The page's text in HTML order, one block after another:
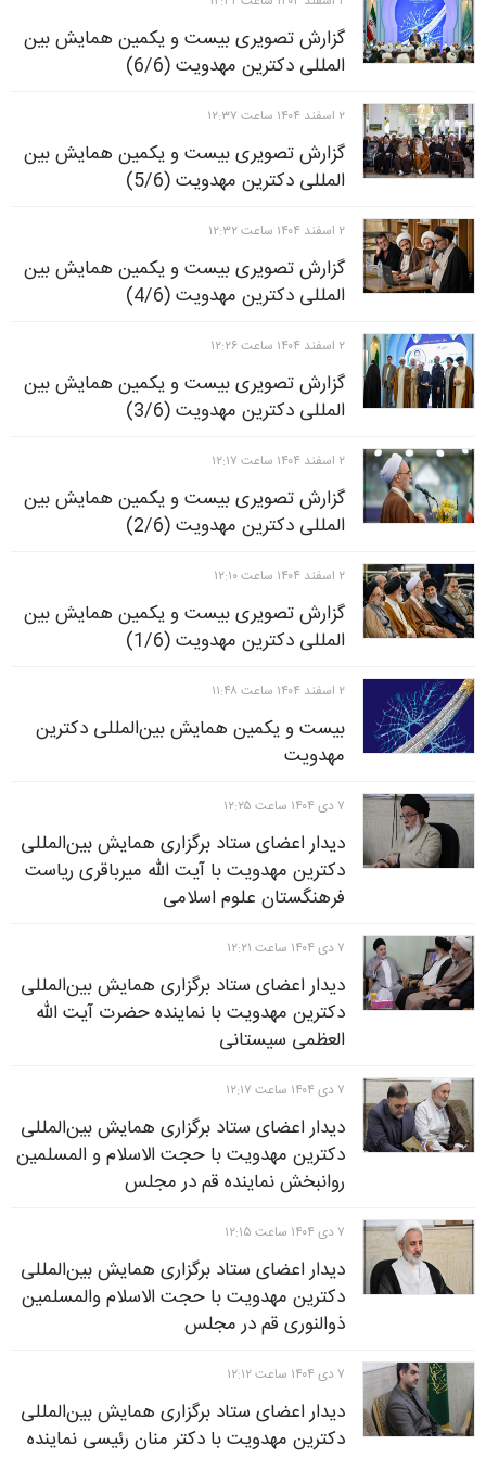
گزارش تصویری بیست و یکمین همایش بین
المللی دکترین مهدویت (6/6)
۲ اسفند ۱۴۰۴ ساعت ۱۲:۳۷
گزارش تصویری بیست و یکمین همایش بین
المللی دکترین مهدویت (5/6)
۲ اسفند ۱۴۰۴ ساعت ۱۲:۳۲
گزارش تصویری بیست و یکمین همایش بین
المللی دکترین مهدویت (4/6)
۲ اسفند ۱۴۰۴ ساعت ۱۲:۲۶
گزارش تصویری بیست و یکمین همایش بین
المللی دکترین مهدویت (3/6)
۲ اسفند ۱۴۰۴ ساعت ۱۲:۱۷
گزارش تصویری بیست و یکمین همایش بین
المللی دکترین مهدویت (2/6)
۲ اسفند ۱۴۰۴ ساعت ۱۲:۱۰
گزارش تصویری بیست و یکمین همایش بین
المللی دکترین مهدویت (1/6)
۲ اسفند ۱۴۰۴ ساعت ۱۱:۴۸
بیست و یکمین همایش بین‌المللی دکترین
مهدویت
۷ دی ۱۴۰۴ ساعت ۱۲:۲۵
دیدار اعضای ستاد برگزاری همایش بین‌المللی
دکترین مهدویت با آیت الله میرباقری ریاست
فرهنگستان علوم اسلامی
۷ دی ۱۴۰۴ ساعت ۱۲:۲۱
دیدار اعضای ستاد برگزاری همایش بین‌المللی
دکترین مهدویت با نماینده حضرت آیت الله
العظمی سیستانی
۷ دی ۱۴۰۴ ساعت ۱۲:۱۷
دیدار اعضای ستاد برگزاری همایش بین‌المللی
دکترین مهدویت با حجت الاسلام و المسلمین
روانبخش نماینده قم در مجلس
۷ دی ۱۴۰۴ ساعت ۱۲:۱۵
دیدار اعضای ستاد برگزاری همایش بین‌المللی
دکترین مهدویت با حجت الاسلام والمسلمین
ذوالنوری قم در مجلس
۷ دی ۱۴۰۴ ساعت ۱۲:۱۲
دیدار اعضای ستاد برگزاری همایش بین‌المللی
دکترین مهدویت با دکتر منان رئیسی نماینده